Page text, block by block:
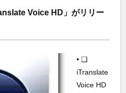
Voice HD」がリリー
• ❑
iTranslate
Voice HD